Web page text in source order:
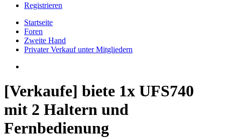
Registrieren
Startseite
Foren
Zweite Hand
Privater Verkauf unter Mitgliedern
[Verkaufe] biete 1x UFS740
mit 2 Haltern und
Fernbedienung